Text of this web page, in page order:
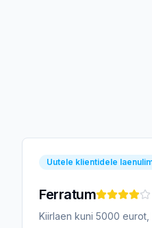
Uutele klientidele
Ferratum
Kiirlaen kuni 5000 eurot,